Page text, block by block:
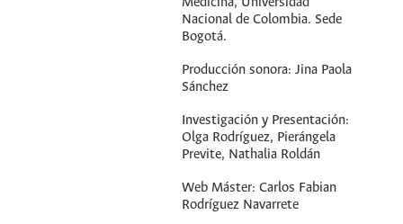
Nacional de Colombia. Sede
Bogotá.
Producción sonora: Jina Paola
Sánchez
Investigación y Presentación:
Olga Rodríguez, Pierángela
Previte, Nathalia Roldán
Web Máster: Carlos Fabian
Rodríguez Navarrete